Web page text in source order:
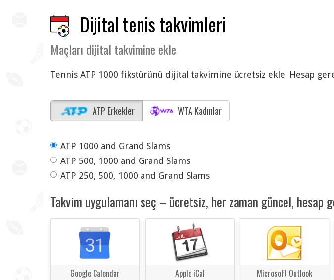
Dijital tenis takvimleri
Maçları dijital takvimine ekle
Tennis ATP 1000 fikstürünü dijital takvimine ücretsiz ekle. Hesap
ATP Erkekler WTA Kadınlar
ATP 1000 and Grand Slams
ATP 500, 1000 and Grand Slams
ATP 250, 500, 1000 and Grand Slams
Takvim uygulamanı seç – ücretsiz, her zaman güncel, hesap
Google Calendar Apple iCal Microsoft Outlook